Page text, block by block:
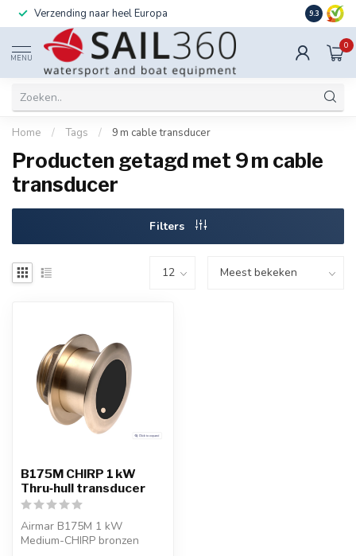
Verzending naar heel Europa Ook
9.3
MENU
0
Home / Tags / 9 m cable transducer
Producten getagd met 9 m cable
transducer
Filters
B175M CHIRP 1 kW
Thru‑hull transducer
Airmar B175M 1 kW
Medium-CHIRP bronzen